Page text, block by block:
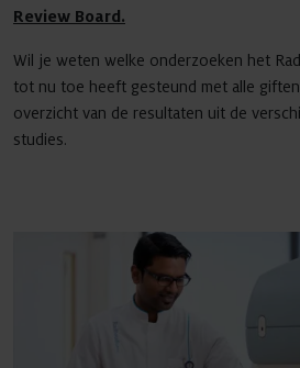
Review Board.
Wil je weten welke onderzoeken het
tot nu toe heeft gesteund met alle
overzicht van de resultaten uit de
studies.